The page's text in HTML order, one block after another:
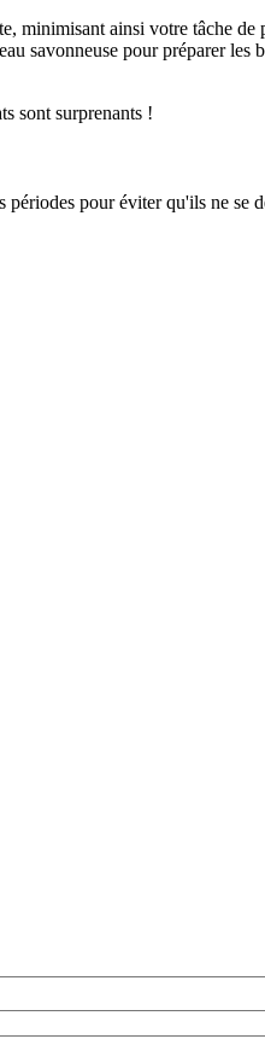
minimisant ainsi votre tâche
savonneuse pour préparer les
sont surprenants !
périodes pour éviter qu'ils ne se